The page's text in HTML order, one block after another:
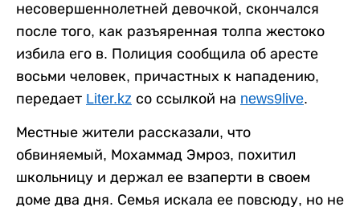
несовершеннолетней девочкой, скончался
после того, как разъяренная толпа жестоко
избила его в. Полиция сообщила об аресте
восьми человек, причастных к нападению,
передает Liter.kz со ссылкой на news9live.
Местные жители рассказали, что
обвиняемый, Мохаммад Эмроз, похитил
школьницу и держал ее взаперти в своем
доме два дня. Семья искала ее повсюду, но не